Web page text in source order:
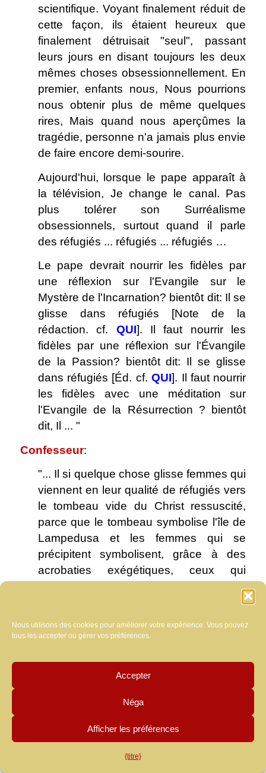
Nous utilisons des cookies pour améliorer votre expérience. Vous pouvez
tous les accepter ou gérer vos préférences.
Accepter
Néga
Afficher les préférences
{titre}
scientifique. Voyant finalement réduit de
cette façon, ils étaient heureux que
finalement détruisait "seul", passant
leurs jours en disant toujours les deux
mêmes choses obsessionnellement. En
premier, enfants nous, Nous pourrions
nous obtenir plus de même quelques
rires, Mais quand nous aperçûmes la
tragédie, personne n'a jamais plus envie
de faire encore demi-sourire.
Aujourd'hui, lorsque le pape apparaît à
la télévision, Je change le canal. Pas
plus tolérer son Surréalisme
obsessionnels, surtout quand il parle
des réfugiés ... réfugiés ... réfugiés …
Le pape devrait nourrir les fidèles par
une réflexion sur l'Evangile sur le
Mystère de l'Incarnation? bientôt dit: Il se
glisse dans réfugiés [Note de la
rédaction. cf.
QUI]. Il faut nourrir les
fidèles par une réflexion sur l'Évangile
de la Passion? bientôt dit: Il se glisse
dans réfugiés [Éd. cf. QUI]. Il faut nourrir
les fidèles avec une méditation sur
l'Evangile de la Résurrection ? bientôt
dit, Il ... "
Confesseur:
"... Il si quelque chose glisse femmes qui
viennent en leur qualité de réfugiés vers
le tombeau vide du Christ ressuscité,
parce que le tombeau symbolise l'île de
Lampedusa et les femmes qui se
précipitent symbolisent, grâce à des
acrobaties exégétiques, ceux qui
« … Pourtant, nous savons bien que la
parfaite santé physique et presque tous
les musulmans rigueur. Et si, d'une part,
de familles italiennes sans-abri et de nos
voitures, les soi-disant réfugiés dorment